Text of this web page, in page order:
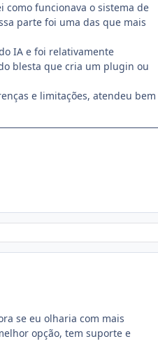
como funcionava o sistema de
parte foi uma das que mais
IA e foi relativamente
blesta que cria um plugin ou
e limitações, atendeu bem
se eu olharia com mais
opção, tem suporte e